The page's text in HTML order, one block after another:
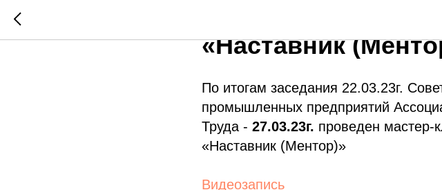
27.03.23 Мастер-
«Наставник
По итогам заседания 22.03.23г.
промышленных предприятий
Труда - 27.03.23г. проведен мастер-
«Наставник (Ментор)»
Видеозапись